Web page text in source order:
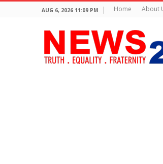
AUG 6, 2026 11:09 PM Home About